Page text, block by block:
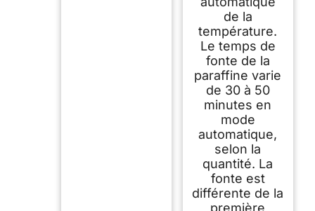
de la
température.
Le temps de
fonte de la
paraffine varie
de 30 à 50
minutes en
mode
automatique,
selon la
quantité. La
fonte est
différente de la
première